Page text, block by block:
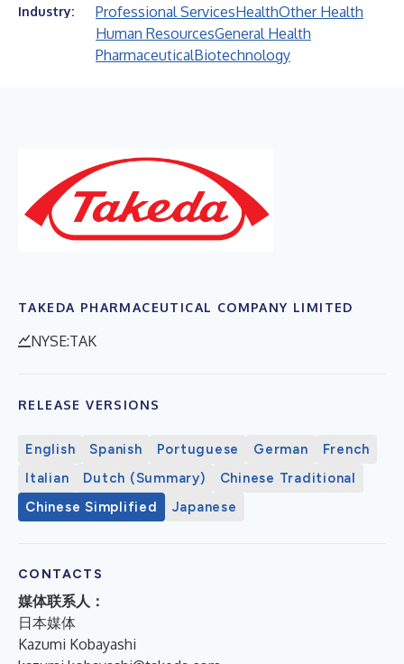
Industry: Professional ServicesHealthOther Health
Human ResourcesGeneral Health
PharmaceuticalBiotechnology
TAKEDA PHARMACEUTICAL COMPANY LIMITED
NYSE:TAK
RELEASE VERSIONS
English Spanish Portuguese German
French
Italian
Dutch (Summary)
Chinese Traditional
Chinese Simplified
Japanese
CONTACTS
媒体联系人：
日本媒体
Kazumi Kobayashi